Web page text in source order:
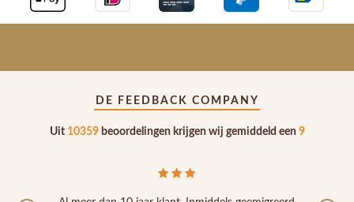
DE FEEDBACK COMPANY
Uit 10359beoordelingen krijgen wij gemiddeld een 9